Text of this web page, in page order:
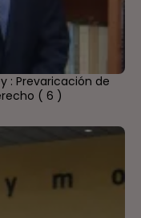
: Prevaricación de
( 6 )